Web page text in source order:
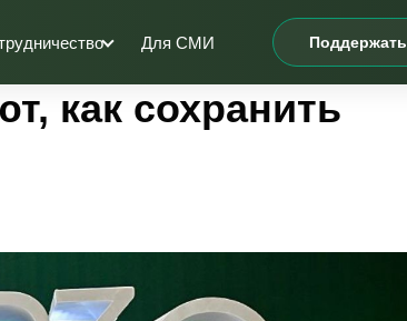
Для СМИ Поддержать
как сохранить